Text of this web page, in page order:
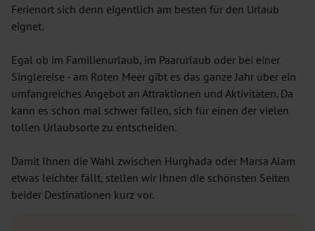
Ferienort sich denn eigentlich am besten für den Urlaub
eignet.
Egal ob im Familienurlaub, im Paarurlaub oder bei einer
Singlereise - am Roten Meer gibt es das ganze Jahr über ein
umfangreiches Angebot an Attraktionen und Aktivitäten. Da
kann es schon mal schwer fallen, sich für einen der vielen
tollen Urlaubsorte zu entscheiden.
Damit Ihnen die Wahl zwischen Hurghada oder Marsa Alam
etwas leichter fällt, stellen wir Ihnen die schönsten Seiten
beider Destinationen kurz vor.